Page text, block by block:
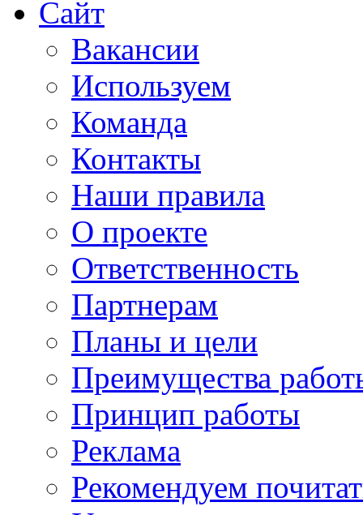
Сайт
Вакансии
Используем
Команда
Контакты
Наши правила
О проекте
Ответственность
Партнерам
Планы и цели
Преимущества
Принцип работы
Реклама
Рекомендуем